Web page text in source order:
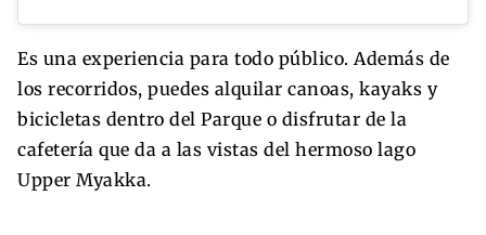
Es una experiencia para todo público. Además de
los recorridos, puedes alquilar canoas, kayaks y
bicicletas dentro del Parque o disfrutar de la
cafetería que da a las vistas del hermoso lago
Upper Myakka.